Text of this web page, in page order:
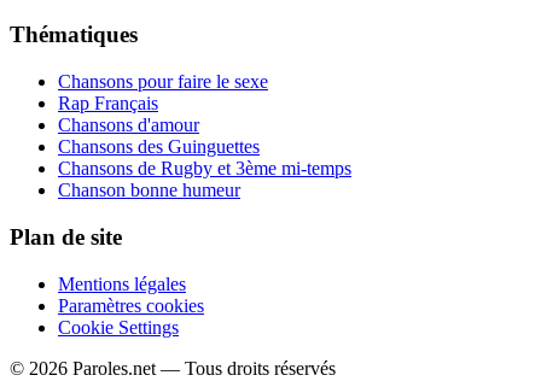
Thématiques
Chansons pour faire le sexe
Rap Français
Chansons d'amour
Chansons des Guinguettes
Chansons de Rugby et 3ème mi-temps
Chanson bonne humeur
Plan de site
Mentions légales
Paramètres cookies
Cookie Settings
© 2026 Paroles.net — Tous droits réservés